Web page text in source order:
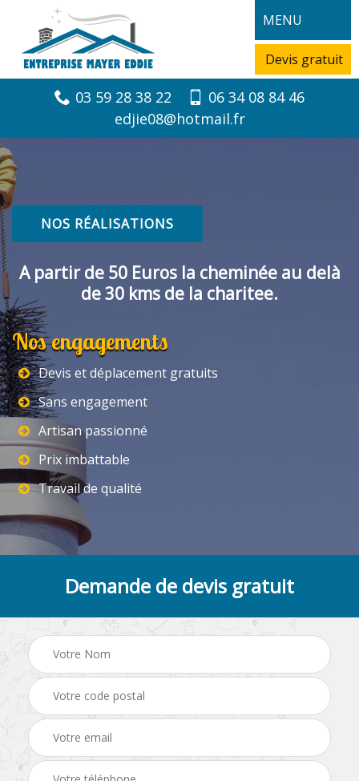
MENU
Devis gratuit
03 59 28 38 22
06 34 08 84 46
edjie08@hotmail.fr
NOS RÉALISATIONS
A partir de 50 Euros la cheminée au delà
de 30 kms de la charitee.
Nos engagements
Devis et déplacement gratuits
Sans engagement
Artisan passionné
Prix imbattable
Travail de qualité
Demande de devis gratuit